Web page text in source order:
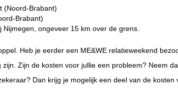
(Noord-Brabant)
Brabant)
ongeveer 15 km over de grens.
Heb je eerder een ME&WE relatieweekend
Zijn de kosten voor jullie een probleem? Neem
Dan krijg je mogelijk een deel van de kosten